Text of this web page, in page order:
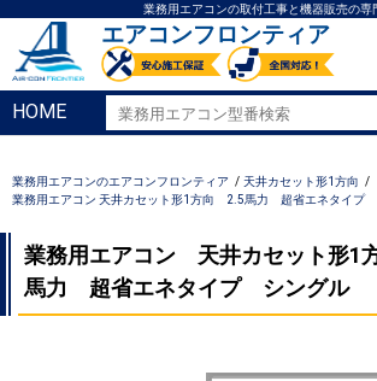
業務用エアコンの取付工事と機器販売の専
エアコンフロンティア
HOME
業務用エアコンのエアコンフロンティア
天井カセット形1方向
業務用エアコン 天井カセット形1方向 2.5馬力 超省エネタイプ
業務用エアコン 天井カセット形1
馬力 超省エネタイプ シングル